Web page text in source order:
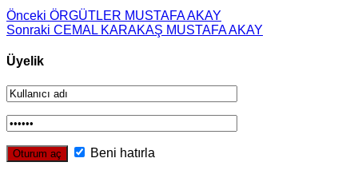
Önceki ÖRGÜTLER MUSTAFA AKAY
Sonraki CEMAL KARAKAŞ MUSTAFA AKAY
Üyelik
Beni hatırla